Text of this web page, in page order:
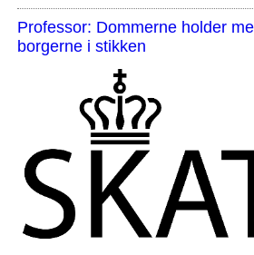
Professor: Dommerne holder
borgerne i stikken